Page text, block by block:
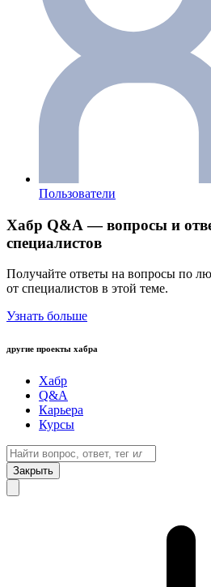
Пользователи
Хабр Q&A — вопросы и
специалистов
Получайте ответы на вопросы по
от специалистов в этой теме.
Узнать больше
другие проекты хабра
Хабр
Q&A
Карьера
Курсы
Закрыть